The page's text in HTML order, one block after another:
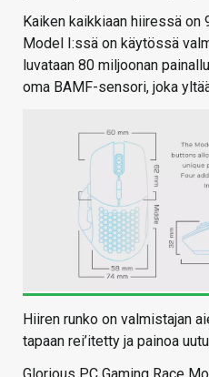
Kaiken kaikkiaan hiiressä on
Model I:ssä on käytössä
luvataan 80 miljoonan
oma BAMF-sensori, joka
Hiiren runko on valmistajan
tapaan rei’itetty ja painoa